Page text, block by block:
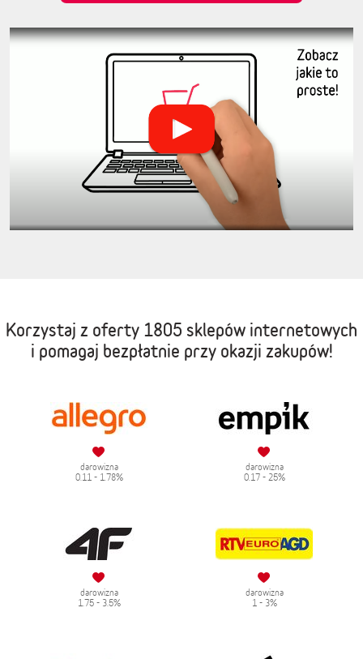
Korzystaj z oferty 1805 sklepów internetowych
i pomagaj bezpłatnie przy okazji zakupów!
darowizna
0.11 - 1.78%
darowizna
0.17 - 25%
darowizna
1.75 - 3.5%
darowizna
1 - 3%